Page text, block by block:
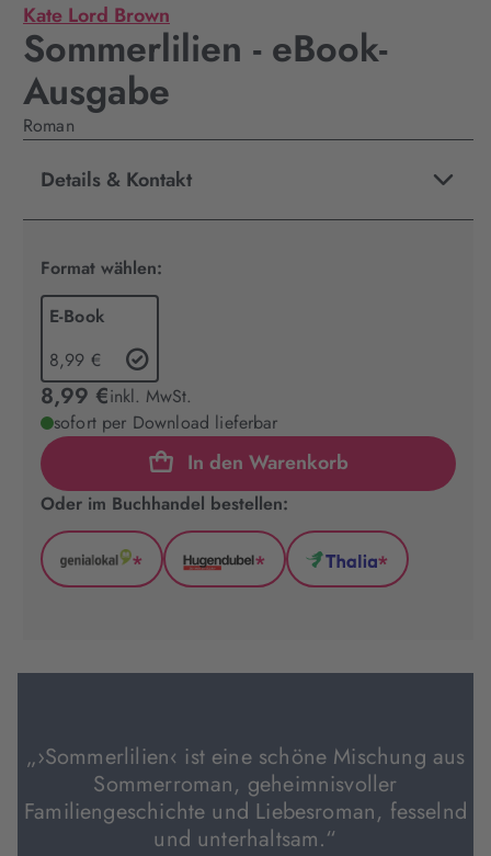
Kate Lord Brown
Sommerlilien - eBook-
Ausgabe
Roman
Details & Kontakt
Format wählen:
E-Book
8,99 €
8,99 €inkl. MwSt.
sofort per Download lieferbar
In den Warenkorb
Oder im Buchhandel bestellen:
GenialLokal
Tab
*
Hugendubel
Tab
*
Thalia
Tab
*
„›Sommerlilien‹ ist eine schöne Mischung aus
Sommerroman, geheimnisvoller
Familiengeschichte und Liebesroman, fesselnd
und unterhaltsam.“